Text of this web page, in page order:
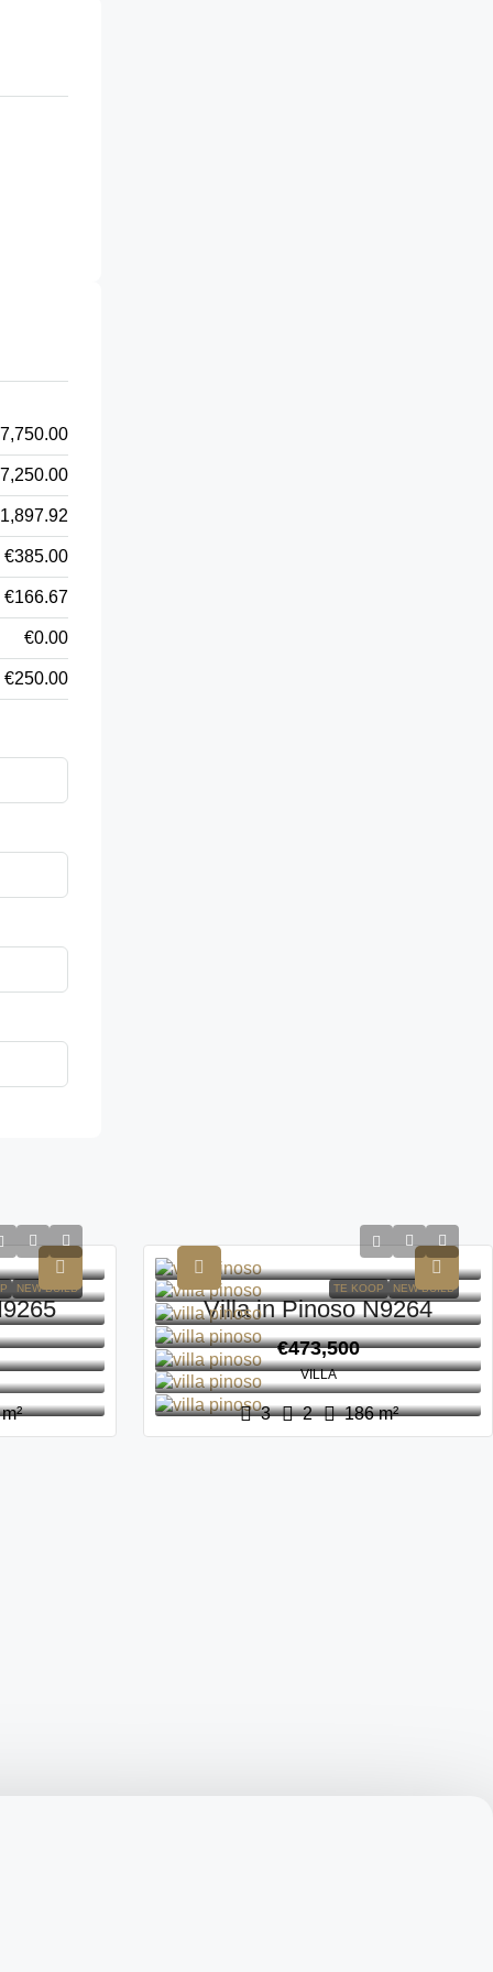
€385.00
€166.67
€0.00
€250.00
NEW BUILD
m²
TE KOOP NEW BUILD
Villa in Pinoso N9264
€473,500
VILLA
3 2 186 m²